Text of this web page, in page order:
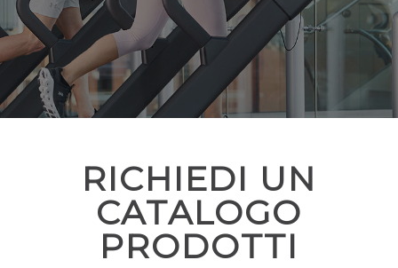
RICHIEDI UN
CATALOGO
PRODOTTI